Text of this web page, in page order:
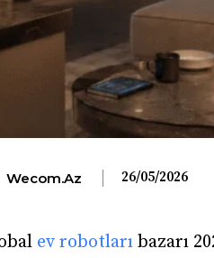
Wecom.az 26/05/2026
ev robotları bazarı